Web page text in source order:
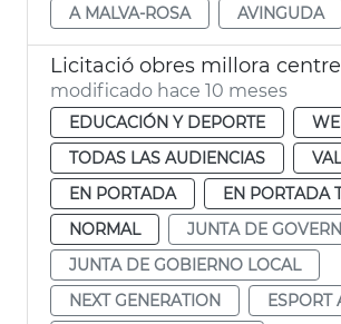
A MALVA-ROSA
AVINGUDA
modificado hace 10 meses
EDUCACIÓN Y DEPORTE
TODAS LAS AUDIENCIAS
EN PORTADA
EN PORTADA
NORMAL
JUNTA DE
JUNTA DE GOBIERNO LOCAL
NEXT GENERATION
ESPORT